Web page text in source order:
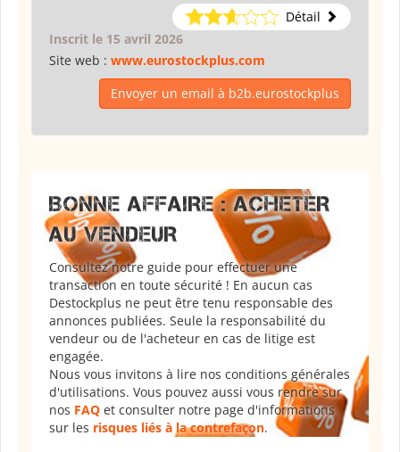
Détail
Inscrit le 15 avril 2026
Site web : www.eurostockplus.com
Envoyer un email à b2b.eurostockplus
BONNE AFFAIRE : ACHETER
AU VENDEUR
Consultez notre guide pour effectuer une
transaction en toute sécurité ! En aucun cas
Destockplus ne peut être tenu responsable des
annonces publiées. Seule la responsabilité du
vendeur ou de l'acheteur en cas de litige est
engagée.
Nous vous invitons à lire nos conditions générales
d'utilisations. Vous pouvez aussi vous rendre sur
nos FAQ et consulter notre page d'informations
sur les risques liés à la contrefaçon.